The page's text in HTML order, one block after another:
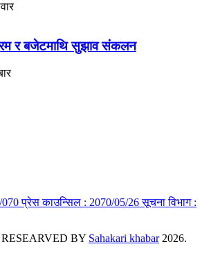
र बजेटमाथि सुझाव संकलन
070प्रेस काउन्सिल : 2070/05/26सूचना विभाग :
BY Sahakari khabar2026.